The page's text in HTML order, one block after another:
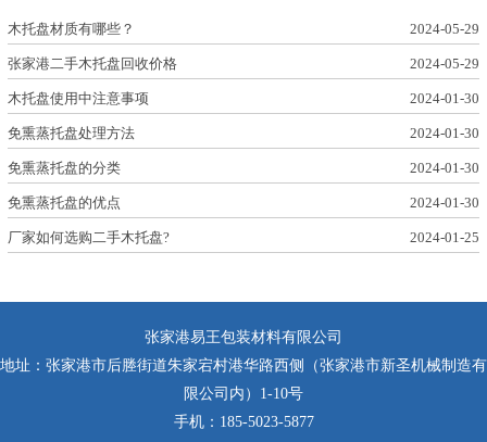
木托盘材质有哪些？ 2024-05-29
张家港二手木托盘回收价格 2024-05-29
木托盘使用中注意事项 2024-01-30
免熏蒸托盘处理方法 2024-01-30
免熏蒸托盘的分类 2024-01-30
免熏蒸托盘的优点 2024-01-30
厂家如何选购二手木托盘? 2024-01-25
张家港易王包装材料有限公司
地址：张家港市后塍街道朱家宕村港华路西侧（张家港市新圣机械制造有
限公司内）1-10号
手机：185-5023-5877